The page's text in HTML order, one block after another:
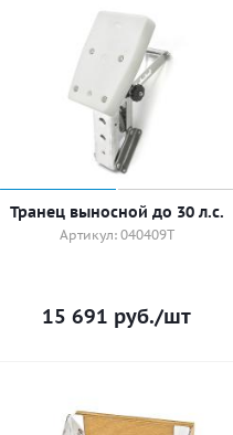
Транец выносной до 30 л.с.
Артикул: 040409T
15 691 руб./шт